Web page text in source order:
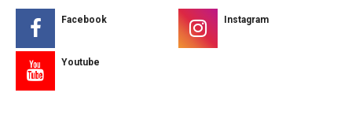
Facebook Instagram
Youtube